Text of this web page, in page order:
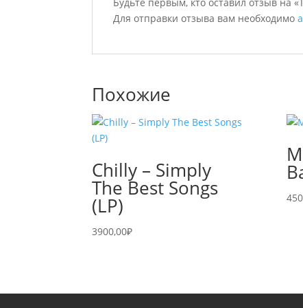
Для отправки отзыва вам необходимо
Похожие
Chilly – Simply
The Best Songs
(LP)
3900,00₽